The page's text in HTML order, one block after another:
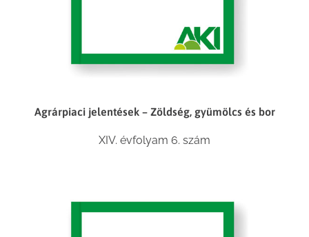
Agrárpiaci jelentések – Zöldség, gyümölcs és bor
XIV. évfolyam 6. szám